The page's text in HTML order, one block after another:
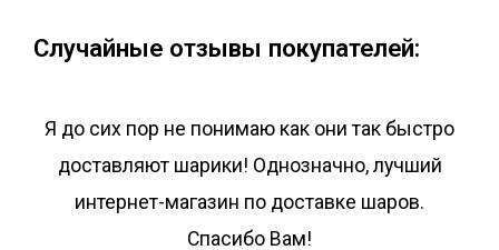
Случайные отзывы покупателей:
Я до сих пор не понимаю как они так быстро
доставляют шарики! Однозначно, лучший
интернет-магазин по доставке шаров.
Спасибо Вам!